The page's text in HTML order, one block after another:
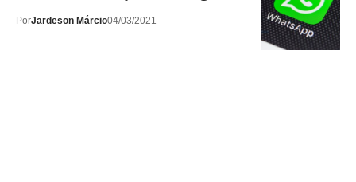
PorJardeson Márcio04/03/2021